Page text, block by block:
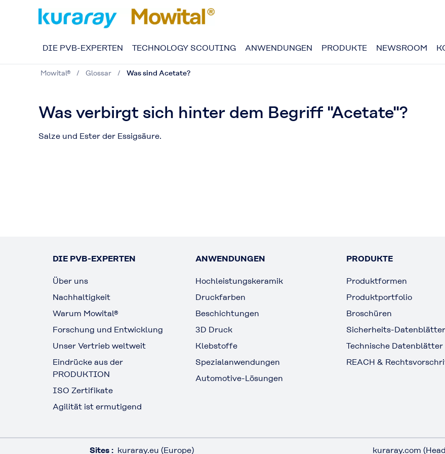
DIE PVB-EXPERTEN TECHNOLOGY SCOUTING ANWENDUNGEN PRODUKTE NEWSROOM
Mowital® Glossar Was sind Acetate?
Was verbirgt sich hinter dem Begriff "Acetate"?
Salze und Ester der Essigsäure.
DIE PVB-EXPERTEN
Über uns
Nachhaltigkeit
Warum Mowital®
Forschung und Entwicklung
Unser Vertrieb weltweit
Eindrücke aus der
PRODUKTION
ISO Zertifikate
Agilität ist ermutigend
ANWENDUNGEN
Hochleistungskeramik
Druckfarben
Beschichtungen
3D Druck
Klebstoffe
Spezialanwendungen
Automotive-Lösungen
PRODUKTE
Produktformen
Produktportfolio
Broschüren
Sicherheits-Datenblätter
Technische Datenblätter
REACH &
Sites : kuraray.eu (Europe) kuraray.com